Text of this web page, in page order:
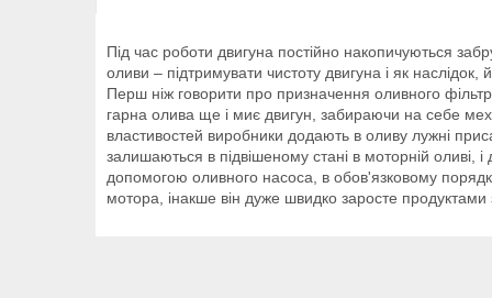
Під час роботи двигуна постійно накопичуються
оливи – підтримувати чистоту двигуна і як
Перш ніж говорити про призначення оливного
гарна олива ще і миє двигун, забираючи на себе
властивостей виробники додають в оливу лужні
залишаються в підвішеному стані в моторній оливі,
допомогою оливного насоса, в обов'язковому
мотора, інакше він дуже швидко заросте продуктами